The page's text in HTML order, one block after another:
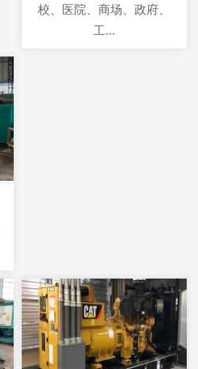
校、医院、商场、政府、
工...